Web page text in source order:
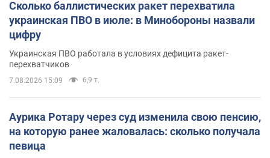
Сколько баллистических ракет перехватила
украинская ПВО в июле: в Минобороны назвали
цифру
Украинская ПВО работала в условиях дефицита ракет-
перехватчиков
7.08.2026 15:09 6,9 т.
Аурика Ротару через суд изменила свою пенсию,
на которую ранее жаловалась: сколько получала
певица